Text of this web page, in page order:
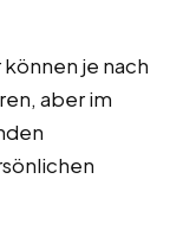
je nach
aber im